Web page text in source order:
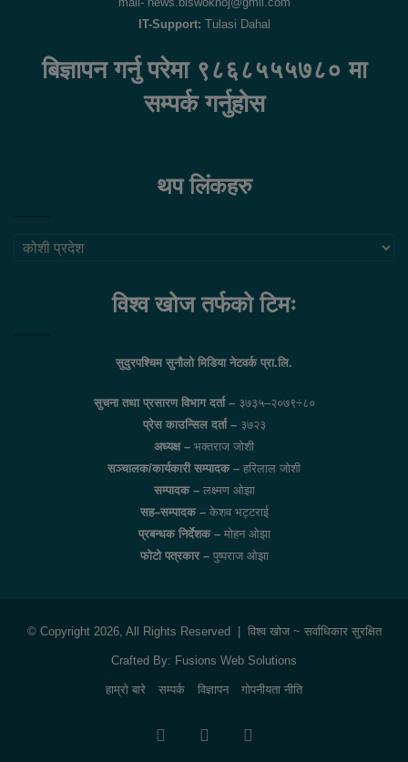
IT-Support: Tulasi Dahal
बिज्ञापन गर्नु परेमा ९८६८५५५७८० मा
सम्पर्क गर्नुहोस
थप लिंकहरु
थप
विश्व खोज तर्फको टिमः
सुदुरपश्चिम सुनौलो मिडिया नेटवर्क प्रा.लि.
सुचना तथा प्रसारण विभाग दर्ता – ३७३५–२०७९÷८०
प्रेस काउन्सिल दर्ता – ३७२३
अध्यक्ष – भक्तराज जोशी
सञ्चालक/कार्यकारी सम्पादक – हरिलाल जोशी
सम्पादक –लक्ष्मण ओझा
सह–सम्पादक –केशव भट्टराई
प्रबन्धक निर्देशक –मोहन ओझा
फोटो पत्रकार –पुष्पराज ओझा
© Copyright 2026, All Rights Reserved | विश्व खोज~ सर्वाधिकार सुरक्षित
Crafted By: Fusions Web Solutions
हाम्रो बारे सम्पर्क विज्ञापन गोपनीयता नीति
FacebookTwitter